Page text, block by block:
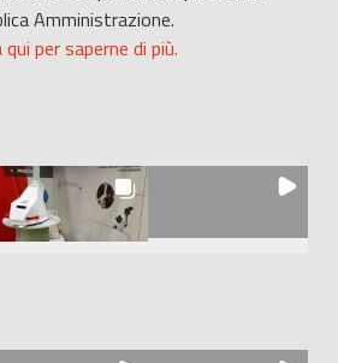
Amministrazione.
qui per saperne di più.